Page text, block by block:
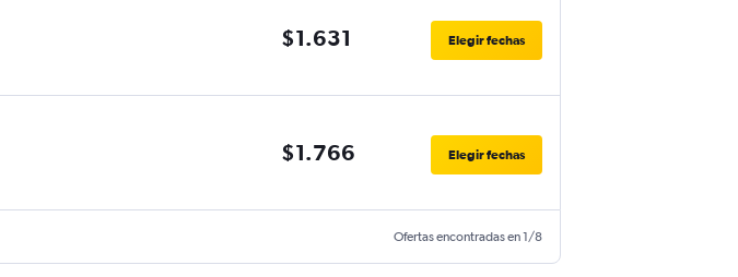
$1.631 Elegir fechas
$1.766 Elegir fechas
Ofertas encontradas en 1/8